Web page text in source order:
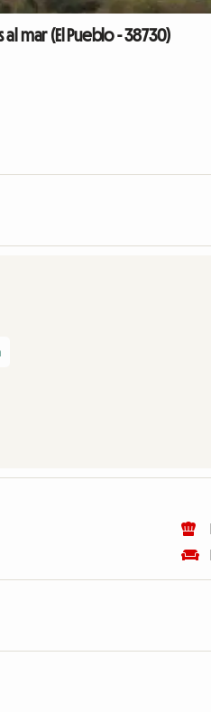
mar (El Pueblo - 38730)